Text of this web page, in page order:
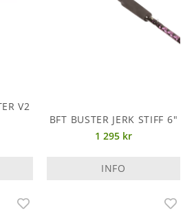
V2
BFT BUSTER JERK STIFF 6"
1 295 kr
INFO